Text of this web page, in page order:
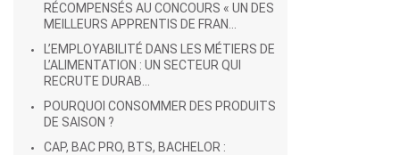
RÉCOMPENSÉS AU CONCOURS « UN DES
MEILLEURS APPRENTIS DE FRAN...
L’EMPLOYABILITÉ DANS LES MÉTIERS DE
L’ALIMENTATION : UN SECTEUR QUI
RECRUTE DURAB...
POURQUOI CONSOMMER DES PRODUITS
DE SAISON ?
CAP, BAC PRO, BTS, BACHELOR :